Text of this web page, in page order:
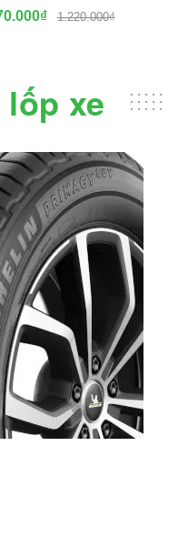
1.220.000₫
xe
Primacy SUV: Đáng